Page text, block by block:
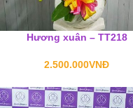
Hương xuân – TT218
2.500.000VNĐ